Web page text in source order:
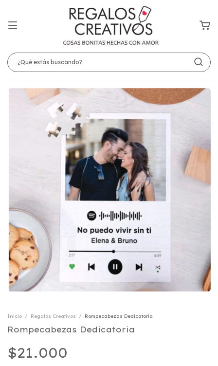
Inicio / Regalos Creativos / Rompecabezas Dedicatoria
Rompecabezas Dedicatoria
$21.000